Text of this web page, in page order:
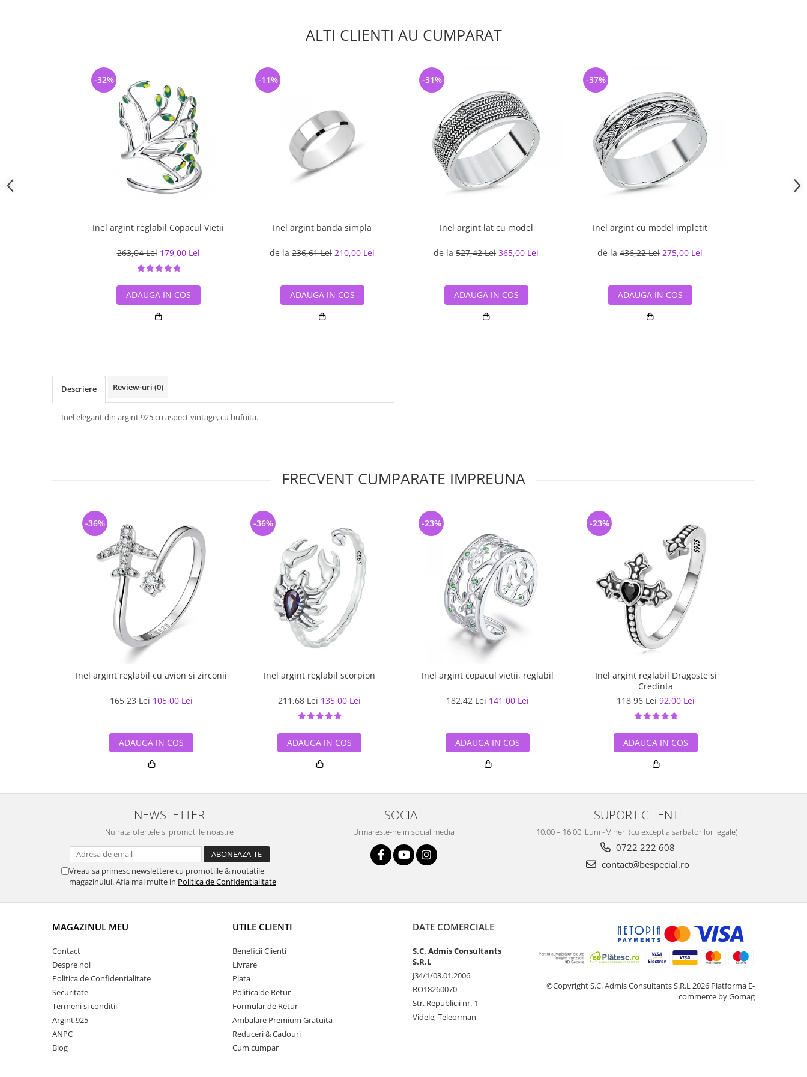
ALTI CLIENTI AU CUMPARAT
Inel argint reglabil Copacul Vietii
263,04 Lei 179,00 Lei
-32%
ADAUGA IN COS
Inel argint banda simpla
de la 236,61 Lei 210,00 Lei
-11%
ADAUGA IN COS
Inel argint lat cu model
de la 527,42 Lei 365,00 Lei
-31%
ADAUGA IN COS
Inel argint cu model impletit
de la 436,22 Lei 275,00 Lei
-37%
ADAUGA IN COS
Descriere Review-uri (0)
Inel elegant din argint 925 cu aspect vintage, cu bufnita.
FRECVENT CUMPARATE IMPREUNA
Inel argint reglabil cu avion si zirconii
165,23 Lei 105,00 Lei
-36%
ADAUGA IN COS
Inel argint reglabil scorpion
211,68 Lei 135,00 Lei
-36%
ADAUGA IN COS
Inel argint copacul vietii, reglabil
182,42 Lei 141,00 Lei
-23%
ADAUGA IN COS
Inel argint reglabil Dragoste si
Credinta
118,96 Lei 92,00 Lei
-23%
ADAUGA IN COS
NEWSLETTER
Nu rata ofertele si promotiile noastre
Vreau sa primesc newslettere cu promotiile & noutatile
magazinului. Afla mai multe in Politica de Confidentialitate
SOCIAL
Urmareste-ne in social media
SUPORT CLIENTI
10.00 – 16.00, Luni - Vineri (cu exceptia sarbatorilor legale).
0722 222 608
contact@bespecial.ro
MAGAZINUL MEU
Contact
Despre noi
Politica de Confidentialitate
Securitate
Termeni si conditii
Argint 925
ANPC
Blog
UTILE CLIENTI
Beneficii Clienti
Livrare
Plata
Politica de Retur
Formular de Retur
Ambalare Premium Gratuita
Reduceri & Cadouri
Cum cumpar
DATE COMERCIALE
S.C. Admis Consultants
S.R.L
J34/1/03.01.2006
RO18260070
Str. Republicii nr. 1
Videle, Teleorman
©Copyright S.C. Admis Consultants S.R.L 2026 Platforma E-
commerce by Gomag